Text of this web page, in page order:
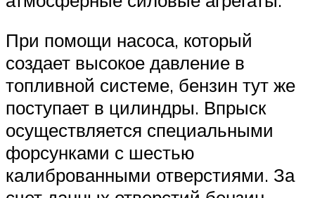
При помощи насоса, который
создает высокое давление в
топливной системе, бензин тут же
поступает в цилиндры. Впрыск
осуществляется специальными
форсунками с шестью
калиброванными отверстиями. За